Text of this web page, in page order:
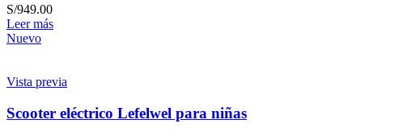
S/949.00
Leer más
Nuevo
Vista previa
Scooter eléctrico Lefelwel para niñas